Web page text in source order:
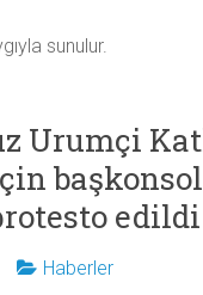
sunulur.
Urumçi
edildi
Haberler